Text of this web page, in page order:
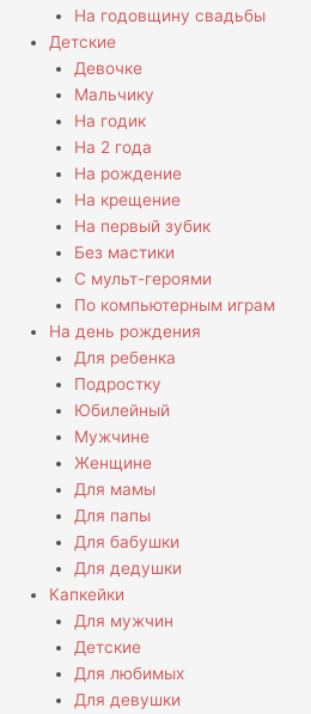
На годовщину свадьбы
Детские
Девочке
Мальчику
На годик
На 2 года
На рождение
На крещение
На первый зубик
Без мастики
С мульт-героями
По компьютерным играм
На день рождения
Для ребенка
Подростку
Юбилейный
Мужчине
Женщине
Для мамы
Для папы
Для бабушки
Для дедушки
Капкейки
Для мужчин
Детские
Для любимых
Для девушки